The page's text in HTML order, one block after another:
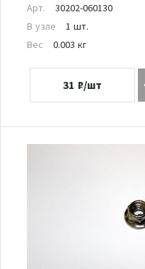
Арт.
30202-060130
В узле
1 шт.
Вес
0.003 кг
31 ₽/шт